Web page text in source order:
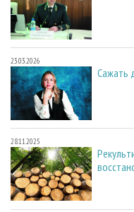
23.03.2026
Сажать
28.11.2025